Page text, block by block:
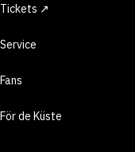
Tickets ↗
Service
Fans
För de Küste